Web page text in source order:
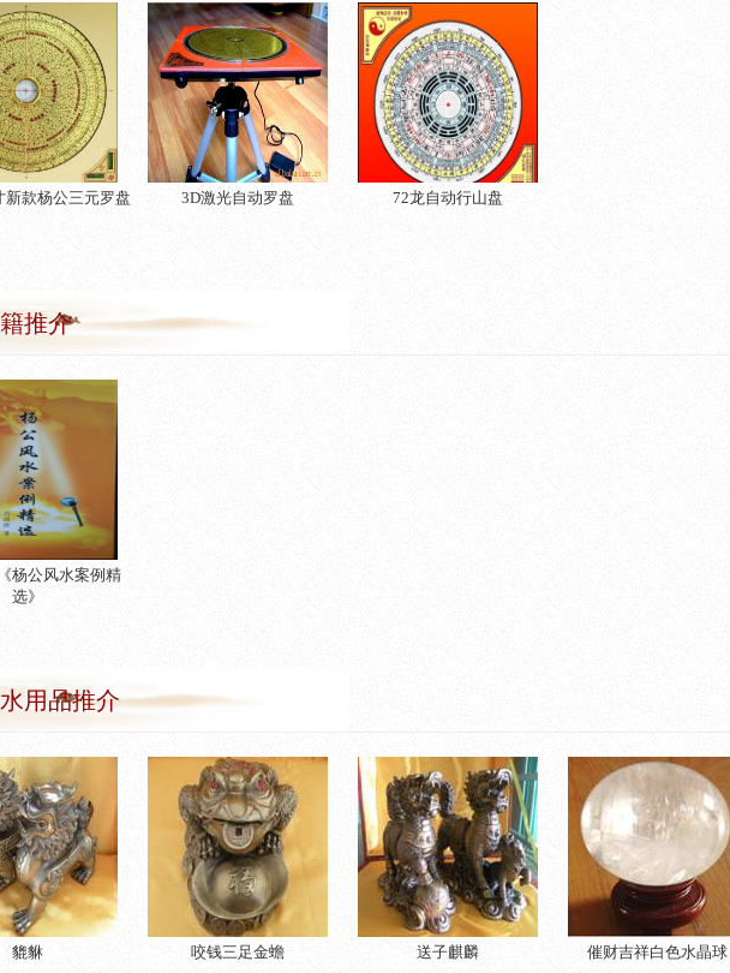
新款杨公三元罗盘 3D激光自动罗盘 72龙自动行山盘
推介
杨公风水案例精
选》
用品推介
貔貅 咬钱三足金蟾 送子麒麟 催财吉祥白色水晶球